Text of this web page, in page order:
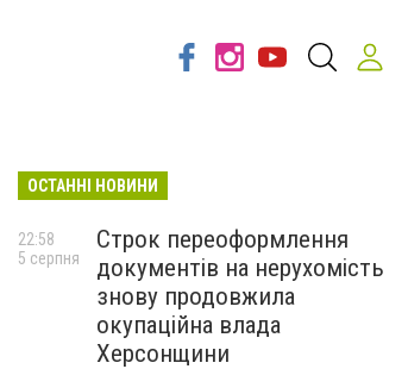
ОСТАННІ НОВИНИ
Строк переоформлення
документів на нерухомість
знову продовжила
окупаційна влада
Херсонщини
22:58
5 серпня